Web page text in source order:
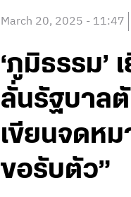
March 20, 2025 - 11:47
‘ภูมิธรรม’
ลั่นรัฐบาล
เขียนจดห
ขอรับตัว”